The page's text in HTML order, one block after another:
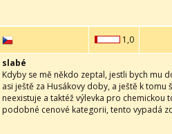
1,0
slabé
Kdyby se mě někdo zeptal, jestli bych mu
asi ještě za Husákovy doby, a ještě k
neexistuje a taktéž výlevka pro chemickou
podobné cenové kategorii, tento vypadá